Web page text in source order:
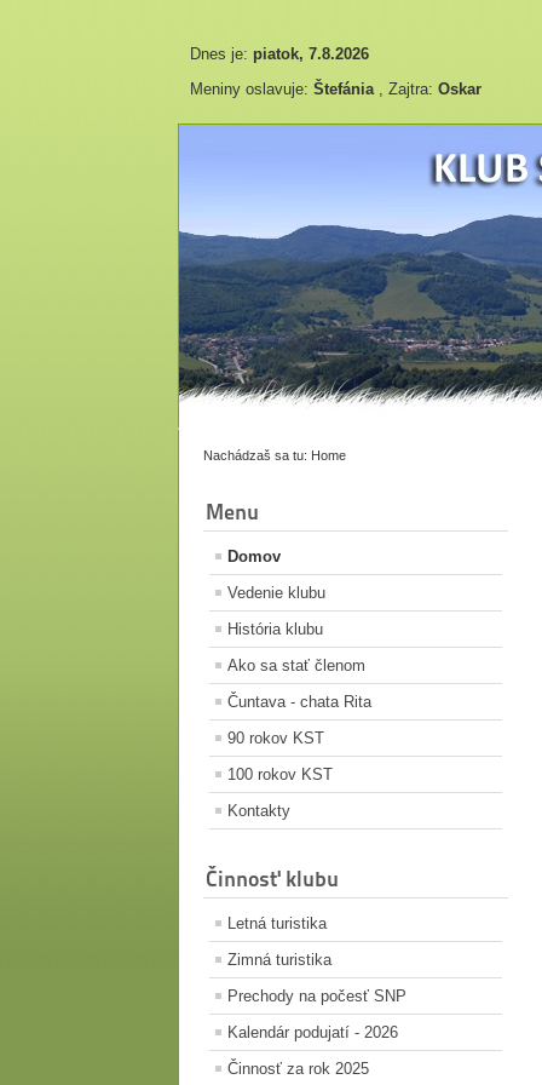
Dnes je: piatok, 7.8.2026
Meniny oslavuje: Štefánia, Zajtra: Oskar
Nachádzaš sa tu: Home
Menu
Domov
Vedenie klubu
História klubu
Ako sa stať členom
Čuntava - chata Rita
90 rokov KST
100 rokov KST
Kontakty
Činnosť klubu
Letná turistika
Zimná turistika
Prechody na počesť SNP
Kalendár podujatí - 2026
Činnosť za rok 2025